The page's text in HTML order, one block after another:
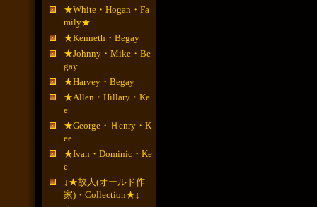
★White・Hogan・Fa
mily★
★Kenneth・Begay
★Johnny・Mike・Be
gay
★Harvey・Begay
★Allen・Hillary・Ke
e
★George・Ｈenry・K
ee
★Ivan・Dominic・Ke
e
↓★故人(オールド作
家)・Collection★↓